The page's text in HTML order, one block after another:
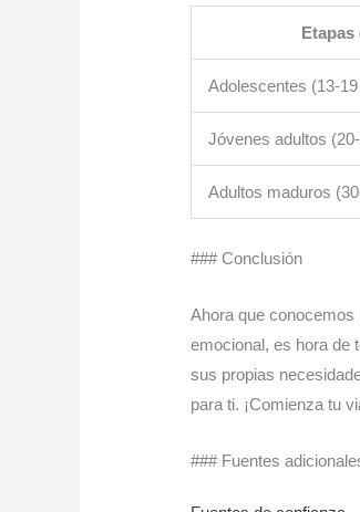
Etapas
Adolescentes (13-
Jóvenes adultos
Adultos maduros
### Conclusión
Ahora que conocemos
emocional, es hora de
sus propias
para ti. ¡Comienza tu
### Fuentes